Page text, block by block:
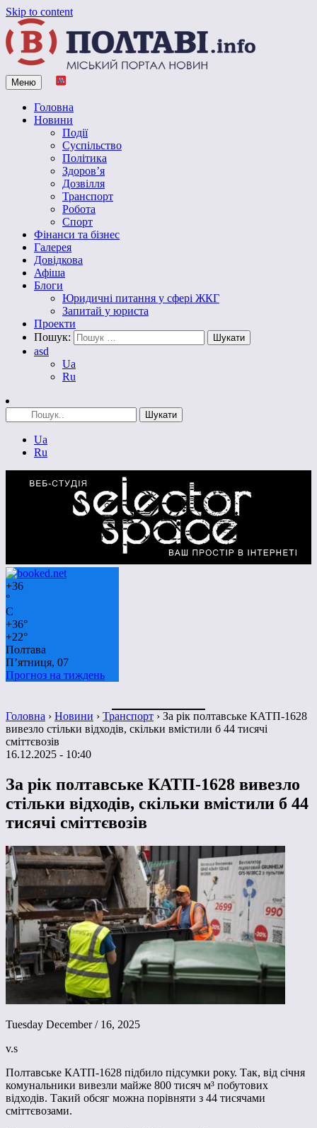
Skip to content
Vpoltave.info
Полтавський портал новин
Меню
Головна
Новини
Події
Суспільство
Політика
Здоров’я
Дозвілля
Транспорт
Робота
Спорт
Фінанси та бізнес
Галерея
Довідкова
Афіша
Блоги
Юридичні питання у сфері ЖКГ
Запитай у юриста
Проекти
Пошук:
asd
Ua
Ru
Ua
Ru
+36
°
C
+36°
+22°
Полтава
П’ятниця, 07
Прогноз на тиждень
Головна › Новини › Транспорт › За рік полтавське КАТП-1628
вивезло стільки відходів, скільки вмістили б 44 тисячі
сміттєвозів
16.12.2025 - 10:40
За рік полтавське КАТП-1628 вивезло
стільки відходів, скільки вмістили б 44
тисячі сміттєвозів
Tuesday December / 16, 2025
v.s
Полтавське КАТП-1628 підбило підсумки року. Так, від січня
комунальники вивезли майже 800 тисяч м³ побутових
відходів. Такий обсяг можна порівняти з 44 тисячами
сміттєвозами.